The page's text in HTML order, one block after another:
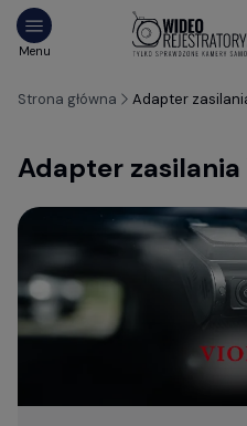
Strona główna Adapter
Adapter zasilania